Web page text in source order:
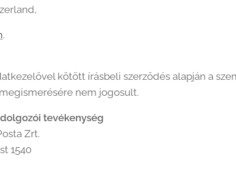
.
kötött írásbeli szerződés alapján a
nem jogosult.
tevékenység
Zrt.
1540